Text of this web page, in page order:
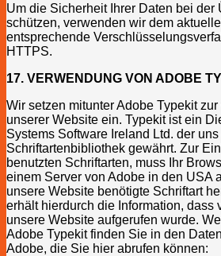
Um die Sicherheit Ihrer Daten bei der
schützen, verwenden wir dem
entsprechende
HTTPS.
17. VERWENDUNG VON ADOBE
Wir setzen mitunter Adobe Typekit
unserer Website ein. Typekit ist ein
Systems Software Ireland Ltd. der
Schriftartenbibliothek gewährt. Zur
benutzten Schriftarten, muss Ihr
einem Server von Adobe in den USA
unsere Website benötigte Schriftart
erhält hierdurch die Information, dass
unsere Website aufgerufen wurde.
Adobe Typekit finden Sie in den
Adobe, die Sie hier abrufen können: